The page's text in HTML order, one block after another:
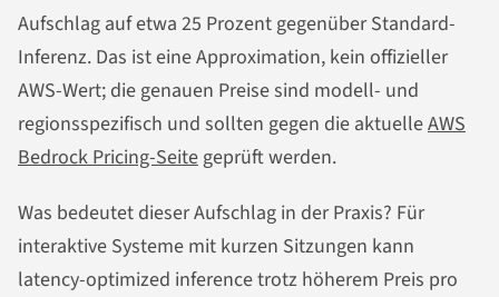
Aufschlag auf etwa 25 Prozent gegenüber Standard-
Inferenz. Das ist eine Approximation, kein offizieller
AWS-Wert; die genauen Preise sind modell- und
regionsspezifisch und sollten gegen die aktuelleAWS
Bedrock Pricing-Seitegeprüft werden.
Was bedeutet dieser Aufschlag in der Praxis? Für
interaktive Systeme mit kurzen Sitzungen kann
latency-optimized inference trotz höherem Preis pro